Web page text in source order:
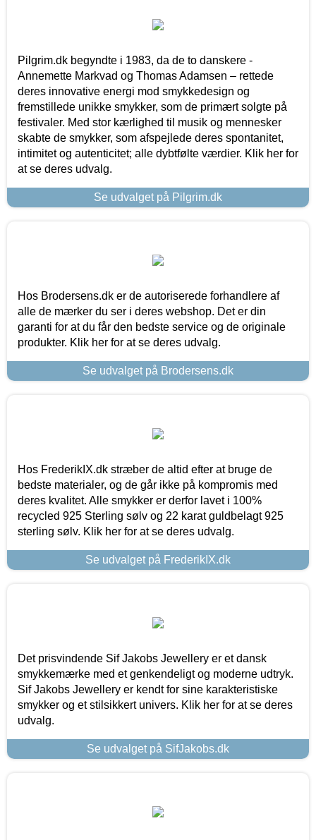
Pilgrim.dk begyndte i 1983, da de to danskere -
Annemette Markvad og Thomas Adamsen – rettede
deres innovative energi mod smykkedesign og
fremstillede unikke smykker, som de primært solgte på
festivaler. Med stor kærlighed til musik og mennesker
skabte de smykker, som afspejlede deres spontanitet,
intimitet og autenticitet; alle dybtfølte værdier. Klik her for
at se deres udvalg.
Se udvalget på Pilgrim.dk
Hos Brodersens.dk er de autoriserede forhandlere af
alle de mærker du ser i deres webshop. Det er din
garanti for at du får den bedste service og de originale
produkter. Klik her for at se deres udvalg.
Se udvalget på Brodersens.dk
Hos FrederikIX.dk stræber de altid efter at bruge de
bedste materialer, og de går ikke på kompromis med
deres kvalitet. Alle smykker er derfor lavet i 100%
recycled 925 Sterling sølv og 22 karat guldbelagt 925
sterling sølv. Klik her for at se deres udvalg.
Se udvalget på FrederikIX.dk
Det prisvindende Sif Jakobs Jewellery er et dansk
smykkemærke med et genkendeligt og moderne udtryk.
Sif Jakobs Jewellery er kendt for sine karakteristiske
smykker og et stilsikkert univers. Klik her for at se deres
udvalg.
Se udvalget på SifJakobs.dk